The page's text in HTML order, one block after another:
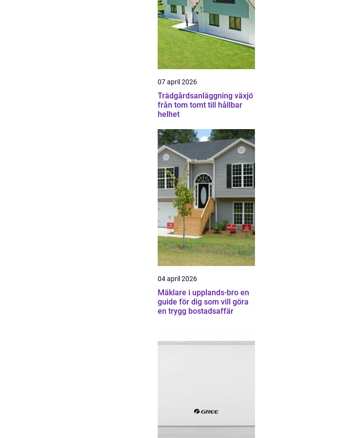
07 april 2026
Trädgårdsanläggning växjö
från tom tomt till hållbar
helhet
04 april 2026
Mäklare i upplands-bro en
guide för dig som vill göra
en trygg bostadsaffär